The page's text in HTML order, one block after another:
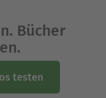
Bücher
testen